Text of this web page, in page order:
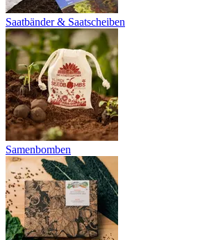
Saatbänder & Saatscheiben
Samenbomben